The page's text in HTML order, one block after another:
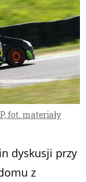
fot. materiały
dyskusji przy
z